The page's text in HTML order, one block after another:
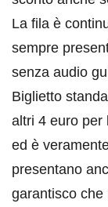
La fila è
sempre
senza audio
Biglietto
altri 4 euro per
ed è
presentano
garantisco che